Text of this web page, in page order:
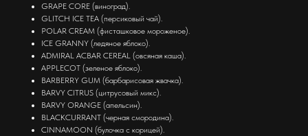
GRAPE CORE (виноград).
GLITCH ICE TEA (персиковый чай).
POLAR CREAM (фисташковое мороженое).
ICE GRANNY (ледяное яблоко).
ADMIRAL ACBAR CEREAL (овсяная каша).
APPLECOT (зеленое яблоко).
BARBERRY GUM (барбарисовая жвачка).
BARVY CITRUS (цитрусовый микс).
BARVY ORANGE (апельсин).
BLACKCURRANT (черная смородина).
CINNAMOON (булочка с корицей).